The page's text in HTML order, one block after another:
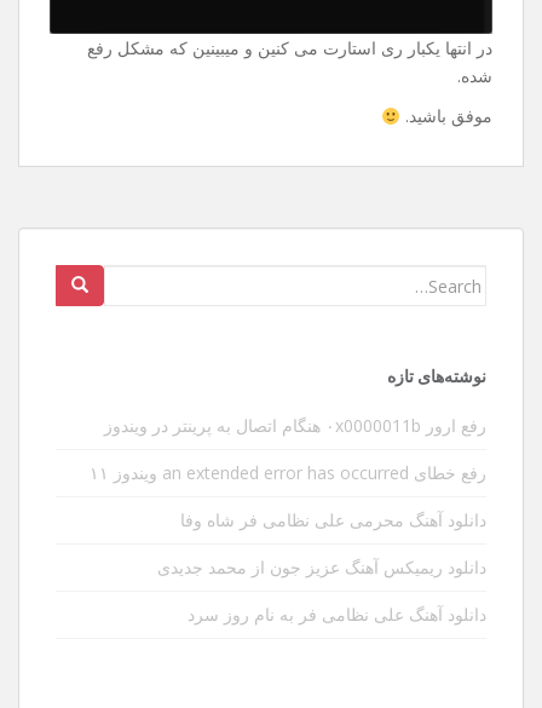
در انتها یکبار ری استارت می کنین و میبینین که مشکل رفع
شده.
موفق باشید.
Search
نوشته‌های تازه
رفع ارور ۰x0000011b هنگام اتصال به پرینتر در ویندوز
رفع خطای an extended error has occurred ویندوز ۱۱
دانلود آهنگ محرمی علی نظامی فر شاه وفا
دانلود ریمیکس آهنگ عزیز جون از محمد جدیدی
دانلود آهنگ علی نظامی فر به نام روز سرد